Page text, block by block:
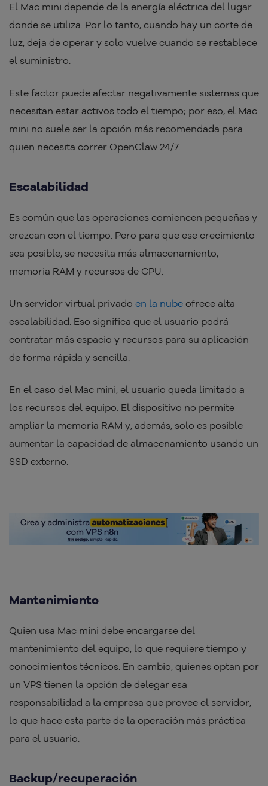
El Mac mini depende de la energía eléctrica del lugar
donde se utiliza. Por lo tanto, cuando hay un corte de
luz, deja de operar y solo vuelve cuando se restablece
el suministro.
Este factor puede afectar negativamente sistemas que
necesitan estar activos todo el tiempo; por eso, el Mac
mini no suele ser la opción más recomendada para
quien necesita correr OpenClaw 24/7.
Escalabilidad
Es común que las operaciones comiencen pequeñas y
crezcan con el tiempo. Pero para que ese crecimiento
sea posible, se necesita más almacenamiento,
memoria RAM y recursos de CPU.
Un servidor virtual privado en la nube ofrece alta
escalabilidad. Eso significa que el usuario podrá
contratar más espacio y recursos para su aplicación
de forma rápida y sencilla.
En el caso del Mac mini, el usuario queda limitado a
los recursos del equipo. El dispositivo no permite
ampliar la memoria RAM y, además, solo es posible
aumentar la capacidad de almacenamiento usando un
SSD externo.
Mantenimiento
Quien usa Mac mini debe encargarse del
mantenimiento del equipo, lo que requiere tiempo y
conocimientos técnicos. En cambio, quienes optan por
un VPS tienen la opción de delegar esa
responsabilidad a la empresa que provee el servidor,
lo que hace esta parte de la operación más práctica
para el usuario.
Backup/recuperación